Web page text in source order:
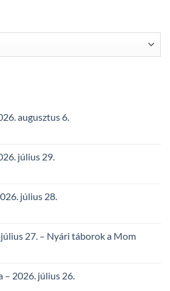
augusztus 6.
július 29.
július 28.
27. – Nyári táborok a Mom
– 2026. július 26.